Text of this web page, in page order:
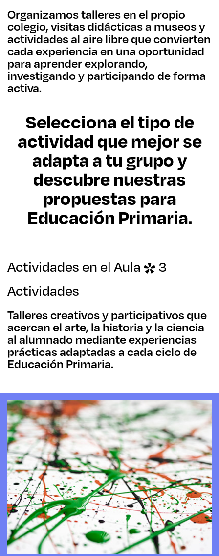
Organizamos talleres en el propio
colegio, visitas didácticas a museos y
actividades al aire libre que convierten
cada experiencia en una oportunidad
para aprender explorando,
investigando y participando de forma
activa.
Selecciona el tipo de
actividad que mejor se
adapta a tu grupo y
descubre nuestras
propuestas para
Educación Primaria.
Actividades en el Aula
3
Actividades
Talleres creativos y participativos que
acercan el arte, la historia y la ciencia
al alumnado mediante experiencias
prácticas adaptadas a cada ciclo de
Educación Primaria.